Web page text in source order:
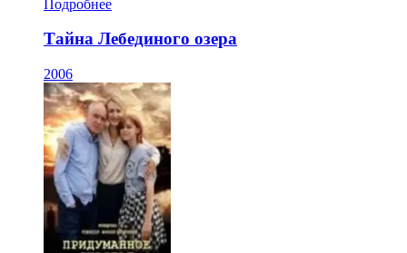
Подробнее
Тайна Лебединого озера
2006